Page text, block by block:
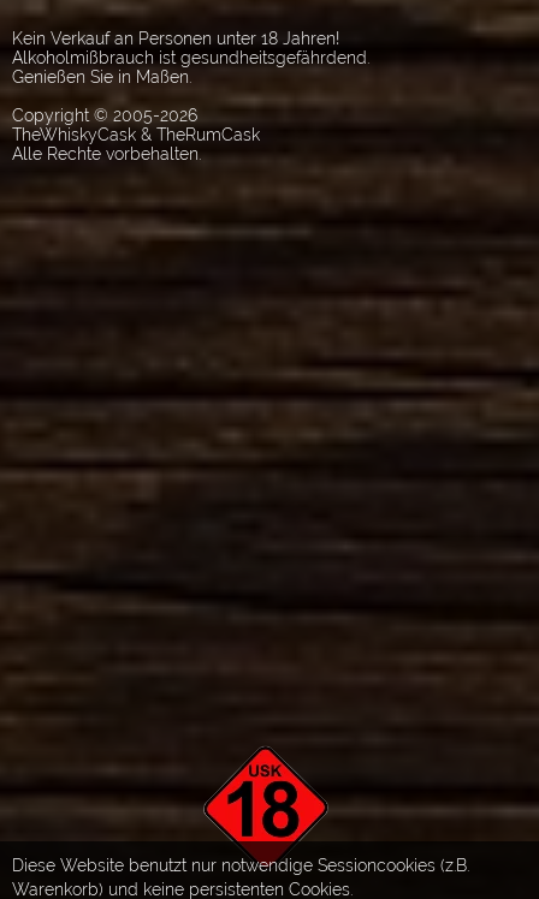
Diese Website benutzt nur notwendige Sessioncookies (z.B.
Warenkorb) und keine persistenten Cookies.
Kein Verkauf an Personen unter 18 Jahren!
Alkoholmißbrauch ist gesundheitsgefährdend.
Genießen Sie in Maßen.
Copyright © 2005-2026
TheWhiskyCask & TheRumCask
Alle Rechte vorbehalten.